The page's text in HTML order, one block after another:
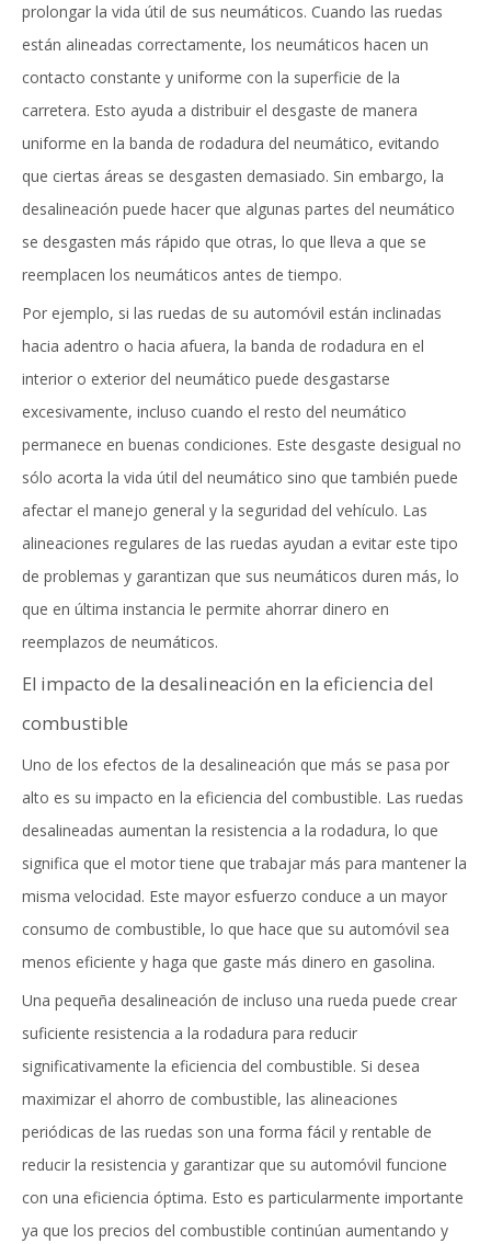
prolongar la vida útil de sus neumáticos. Cuando las ruedas
están alineadas correctamente, los neumáticos hacen un
contacto constante y uniforme con la superficie de la
carretera. Esto ayuda a distribuir el desgaste de manera
uniforme en la banda de rodadura del neumático, evitando
que ciertas áreas se desgasten demasiado. Sin embargo, la
desalineación puede hacer que algunas partes del neumático
se desgasten más rápido que otras, lo que lleva a que se
reemplacen los neumáticos antes de tiempo.
Por ejemplo, si las ruedas de su automóvil están inclinadas
hacia adentro o hacia afuera, la banda de rodadura en el
interior o exterior del neumático puede desgastarse
excesivamente, incluso cuando el resto del neumático
permanece en buenas condiciones. Este desgaste desigual no
sólo acorta la vida útil del neumático sino que también puede
afectar el manejo general y la seguridad del vehículo. Las
alineaciones regulares de las ruedas ayudan a evitar este tipo
de problemas y garantizan que sus neumáticos duren más, lo
que en última instancia le permite ahorrar dinero en
reemplazos de neumáticos.
El impacto de la desalineación en la eficiencia del
combustible
Uno de los efectos de la desalineación que más se pasa por
alto es su impacto en la eficiencia del combustible. Las ruedas
desalineadas aumentan la resistencia a la rodadura, lo que
significa que el motor tiene que trabajar más para mantener la
misma velocidad. Este mayor esfuerzo conduce a un mayor
consumo de combustible, lo que hace que su automóvil sea
menos eficiente y haga que gaste más dinero en gasolina.
Una pequeña desalineación de incluso una rueda puede crear
suficiente resistencia a la rodadura para reducir
significativamente la eficiencia del combustible. Si desea
maximizar el ahorro de combustible, las alineaciones
periódicas de las ruedas son una forma fácil y rentable de
reducir la resistencia y garantizar que su automóvil funcione
con una eficiencia óptima. Esto es particularmente importante
ya que los precios del combustible continúan aumentando y